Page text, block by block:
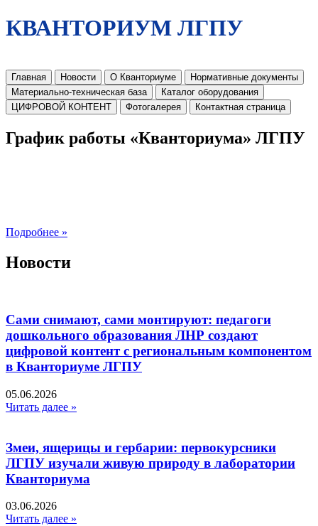
КВАНТОРИУМ ЛГПУ
Главная Новости О Кванториуме
Нормативные документы
Материально-техническая база
Каталог оборудования
ЦИФРОВОЙ КОНТЕНТ
Фотогалерея Контактная страница
График работы «Кванториума» ЛГПУ
Подробнее »
Новости
Сами снимают, сами монтируют: педагоги
дошкольного образования ЛНР создают
цифровой контент с региональным компонентом
в Кванториуме ЛГПУ​
05.06.2026
Читать далее »
Змеи, ящерицы и гербарии: первокурсники
ЛГПУ изучали живую природу в лаборатории
Кванториума
03.06.2026
Читать далее »